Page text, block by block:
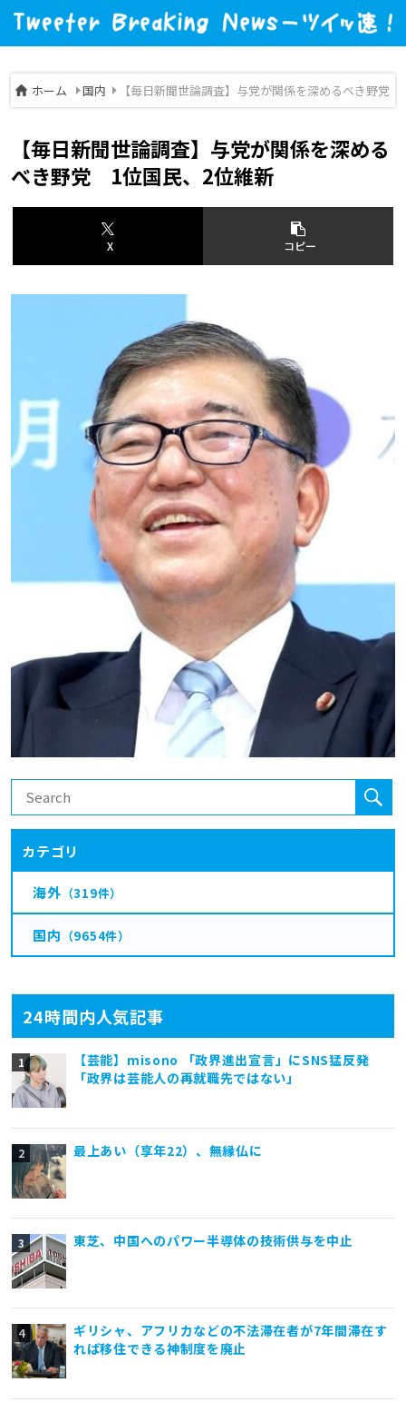
ホーム 国内 【毎日新聞世論調査】与党が関係を深めるべき野党
24時間内人気記事
【芸能】misono 「政界進出宣言」にSNS猛反発
「政界は芸能人の再就職先ではない」
最上あい（享年22）、無縁仏に
東芝、中国へのパワー半導体の技術供与を中止
ギリシャ、アフリカなどの不法滞在者が7年間滞在す
れば移住できる神制度を廃止
【毎日新聞世論調査】与党が関係を深める
べき野党 1位国民、2位維新
X コピー
カテゴリ
海外 （319件）
国内 （9654件）